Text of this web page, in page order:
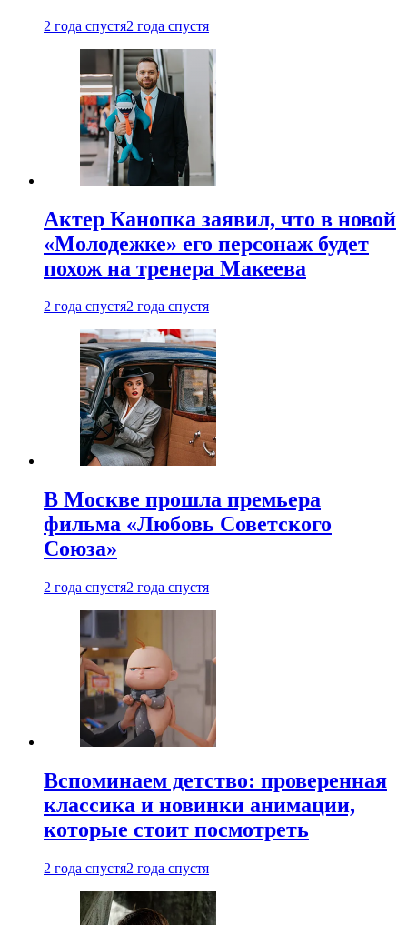
2 года спустя2 года спустя
Актер Канопка заявил, что в новой
«Молодежке» его персонаж будет
похож на тренера Макеева
2 года спустя2 года спустя
В Москве прошла премьера
фильма «Любовь Советского
Союза»
2 года спустя2 года спустя
Вспоминаем детство: проверенная
классика и новинки анимации,
которые стоит посмотреть
2 года спустя2 года спустя